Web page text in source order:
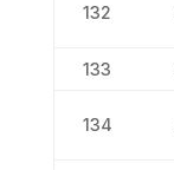
132
133
134